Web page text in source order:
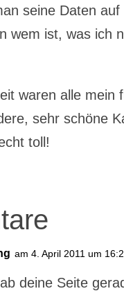
seine Daten
wem ist, was ich
waren alle
sehr schöne
toll!
am 4. April 2011 um
deine Seite